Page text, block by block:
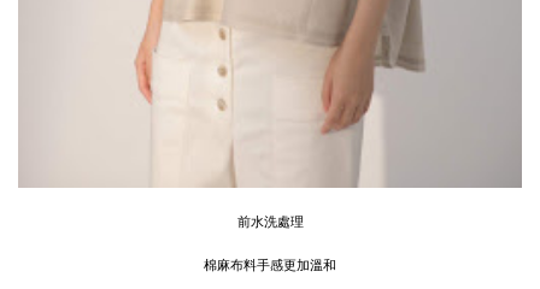
前水洗處理
棉麻布料手感更加溫和